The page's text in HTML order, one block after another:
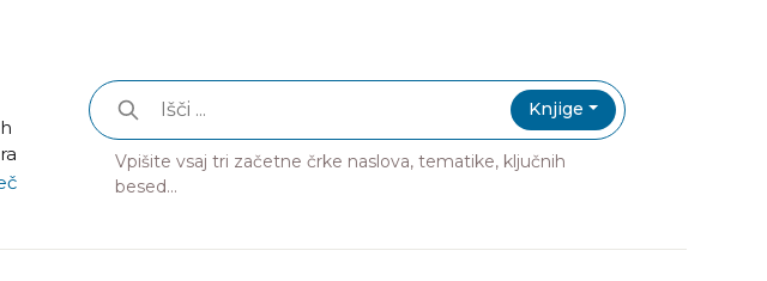
Knjige
Vpišite vsaj tri začetne črke naslova, tematike, ključnih
besed...